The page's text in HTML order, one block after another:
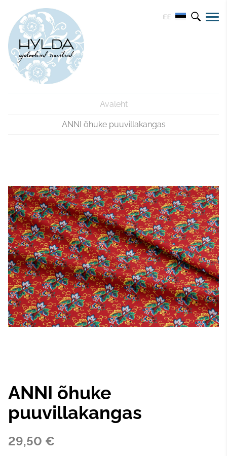
EE
Avaleht
ANNI õhuke puuvillakangas
ANNI õhuke
puuvillakangas
29,50 €